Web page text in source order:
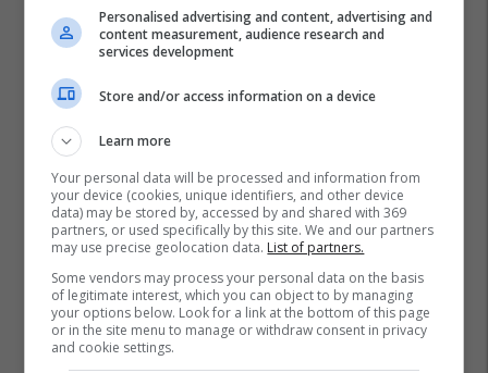
Personalised advertising and content, advertising and
content measurement, audience research and
services development
Store and/or access information on a device
Learn more
Your personal data will be processed and information from
your device (cookies, unique identifiers, and other device
data) may be stored by, accessed by and shared with 369
partners, or used specifically by this site. We and our partners
may use precise geolocation data. List of partners.
Some vendors may process your personal data on the basis
of legitimate interest, which you can object to by managing
your options below. Look for a link at the bottom of this page
or in the site menu to manage or withdraw consent in privacy
and cookie settings.